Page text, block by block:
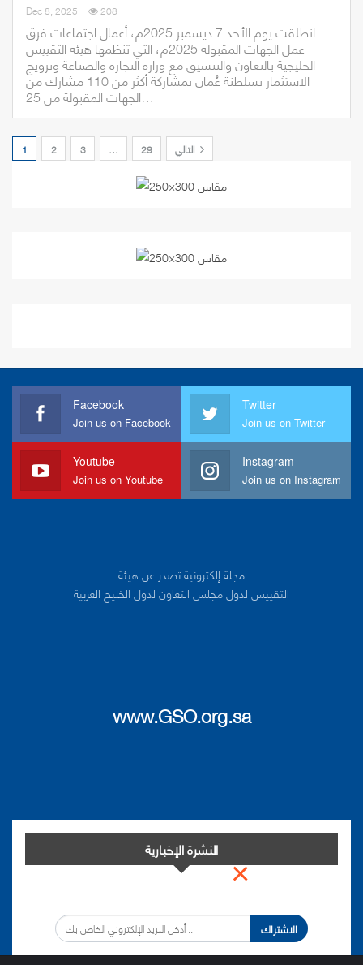
Dec 8, 2025 208
انطلقت يوم الأحد 7 ديسمبر 2025م، أعمال اجتماعات فرق
عمل الجهات المقبولة 2025م، التي تنظمها هيئة التقييس
الخليجية بالتعاون والتنسيق مع وزارة التجارة والصناعة وترويج
الاستثمار بسلطنة عُمان بمشاركة أكثر من 110 مشارك من
الجهات المقبولة من 25…
1 2 3 … 29
Facebook
Join us on Facebook
Twitter
Join us on Twitter
Youtube
Join us on Youtube
Instagram
Join us on Instagram
مجلة إلكترونية تصدر عن هيئة
التقييس لدول مجلس التعاون لدول الخليج العربية
www.GSO.org.sa
النشرة الإخبارية
الاشتراك
×